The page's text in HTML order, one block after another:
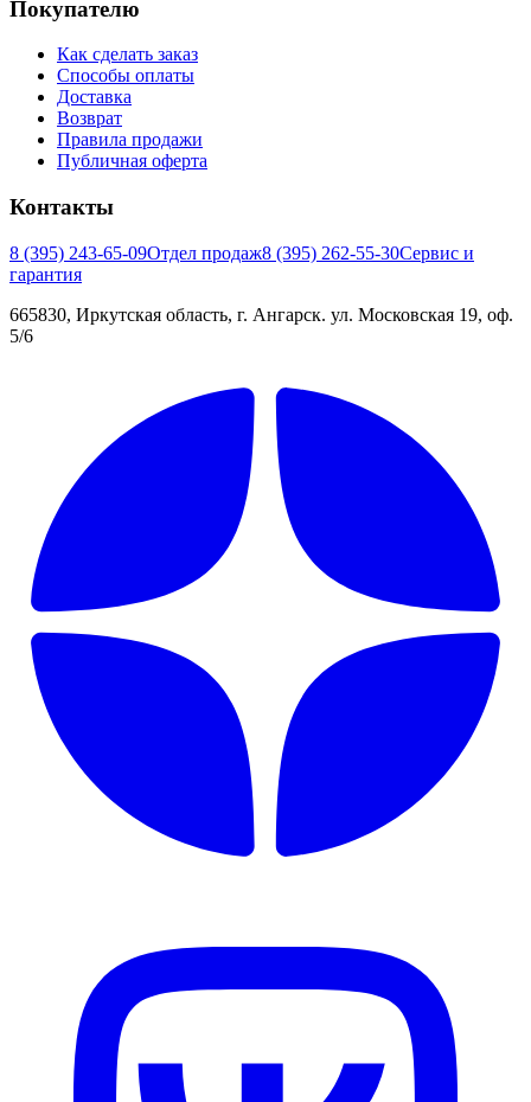
Покупателю
Как сделать заказ
Способы оплаты
Доставка
Возврат
Правила продажи
Публичная оферта
Контакты
8 (395) 243-65-09Отдел продаж8 (395) 262-55-30Сервис и
гарантия
665830, Иркутская область, г. Ангарск. ул. Московская 19, оф.
5/6